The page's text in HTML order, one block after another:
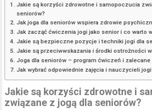
Jakie są korzyści zdrowotne i samopoczucia
seniorów?
Jak joga dla seniorów wspiera zdrowie
Jak zacząć ćwiczenia jogi jako senior i co warto
Jakie są bezpieczne pozycje i techniki jogi dla
Jakie są przeciwwskazania i środki ostrożności
Joga dla seniorów – program ćwiczeń i
Jak wybrać odpowiednie zajęcia i nauczycieli
Jakie są korzyści zdrowotne i
związane z jogą dla seniorów?